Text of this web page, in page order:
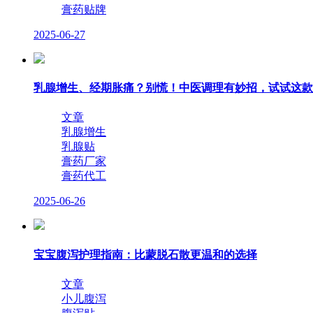
膏药贴牌
2025-06-27
乳腺增生、经期胀痛？别慌！中医调理有妙招，试试这
文章
乳腺增生
乳腺贴
膏药厂家
膏药代工
2025-06-26
宝宝腹泻护理指南：比蒙脱石散更温和的选择
文章
小儿腹泻